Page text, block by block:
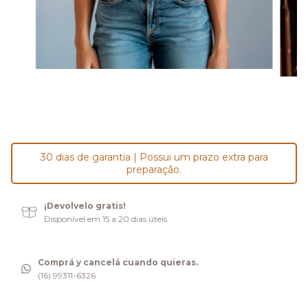
30 dias de garantia | Possui um prazo extra para
preparação.
¡Devolvelo gratis!
Disponível em 15 a 20 dias úteis
Comprá y cancelá cuando quieras.
(16) 99311-6326